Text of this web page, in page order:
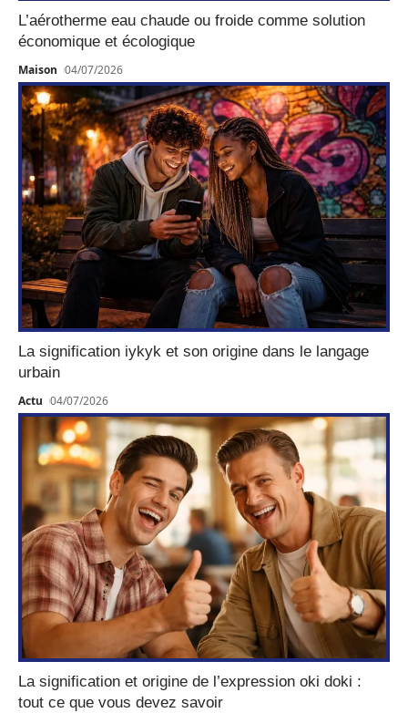
L’aérotherme eau chaude ou froide comme solution
économique et écologique
Maison 04/07/2026
La signification iykyk et son origine dans le langage
urbain
Actu 04/07/2026
La signification et origine de l’expression oki doki :
tout ce que vous devez savoir